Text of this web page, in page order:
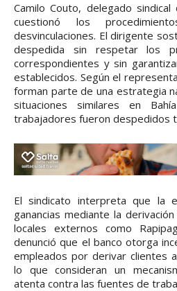
Camilo Couto, delegado
cuestionó los
desvinculaciones. El dirigente
despedida sin respetar los
correspondientes y sin
establecidos. Según el
forman parte de una estrategia
situaciones similares en
trabajadores fueron despedidos
El sindicato interpreta que la
ganancias mediante la
locales externos como
denunció que el banco otorga
empleados por derivar clientes
lo que consideran un
atenta contra las fuentes de